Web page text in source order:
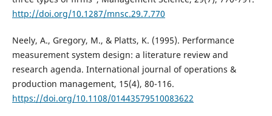
http://doi.org/10.1287/mnsc.29.7.770
Neely, A., Gregory, M., & Platts, K. (1995). Performance
measurement system design: a literature review and
research agenda. International journal of operations &
production management, 15(4), 80-116.
https://doi.org/10.1108/01443579510083622